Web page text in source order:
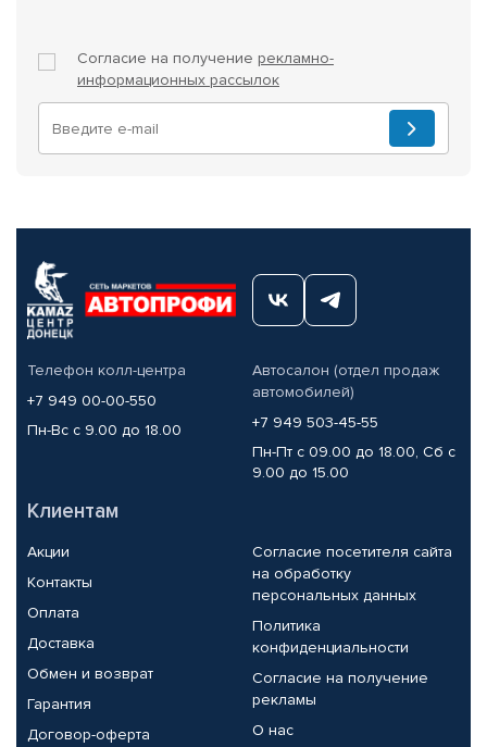
Согласие на получение рекламно-
информационных рассылок
Телефон колл-центра
+7 949 00-00-550
Пн-Вс с 9.00 до 18.00
Автосалон (отдел продаж
автомобилей)
+7 949 503-45-55
Пн-Пт с 09.00 до 18.00, Сб с
9.00 до 15.00
Клиентам
Акции
Контакты
Оплата
Доставка
Обмен и возврат
Гарантия
Договор-оферта
Согласие посетителя сайта
на обработку
персональных данных
Политика
конфиденциальности
Согласие на получение
рекламы
О нас